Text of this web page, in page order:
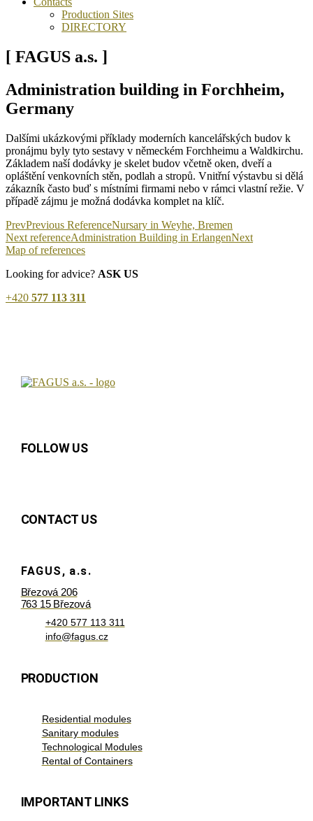
Production Sites
DIRECTORY
[ FAGUS a.s. ]
Administration building in Forchheim,
Germany
Dalšími ukázkovými příklady moderních kancelářských budov k
pronájmu byly tyto sestavy v německém Forchheimu a Waldkirchu.
Základem naší dodávky je skelet budov včetně oken, dveří a
opláštění venkovních stěn, podlah a stropů. Vnitřní výstavbu si dělá
zákazník často buď s místními firmami nebo v rámci vlastní režie. V
případě zájmu je možná dodávka komplet na klíč.
PrevPrevious ReferenceNursary in Weyhe, Bremen
Next referenceAdministration Building in ErlangenNext
Map of references
Looking for advice? ASK US
+420 577 113 311
FOLLOW US
CONTACT US
FAGUS, a.s.
Březová 206
763 15 Březová
+420 577 113 311
info@fagus.cz
PRODUCTION
Residential modules
Sanitary modules
Technological Modules
Rental of Containers
IMPORTANT LINKS